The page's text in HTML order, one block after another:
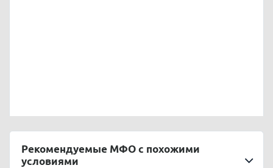
Рекомендуемые МФО с похожими
условиями